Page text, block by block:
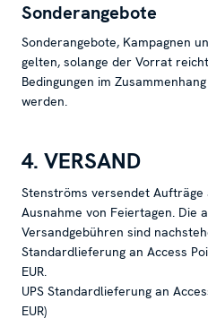
Sonderangebote
Sonderangebote, Kampagnen
gelten, solange der Vorrat
Bedingungen im
werden.
4. VERSAND
Stenströms versendet Aufträge
Ausnahme von Feiertagen. Die
Versandgebühren sind
Standardlieferung an Access
EUR.
UPS Standardlieferung an
EUR)